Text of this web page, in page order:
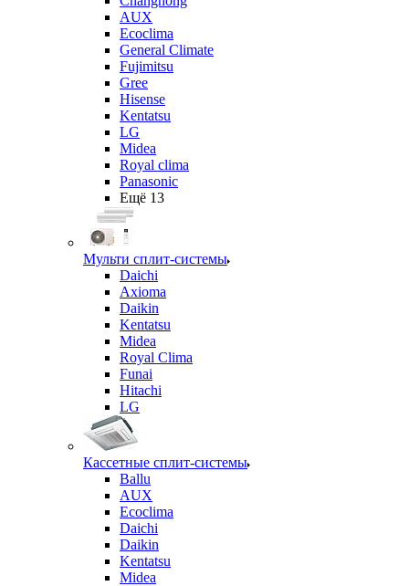
AUX
Ecoclima
General Climate
Fujimitsu
Gree
Hisense
Kentatsu
LG
Midea
Royal clima
Panasonic
Ещё 13
Мульти сплит-системы
Daichi
Axioma
Daikin
Kentatsu
Midea
Royal Clima
Funai
Hitachi
LG
Кассетные сплит-системы
Ballu
AUX
Ecoclima
Daichi
Daikin
Kentatsu
Midea